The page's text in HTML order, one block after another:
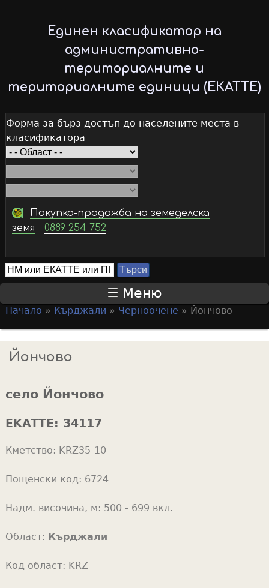
to
main
content
Единен класификатор на
административно-
териториалните и
териториалните единици (ЕКАТТЕ)
Форма за бърз достъп до населените места в
класификатора
Покупко-продажба на земеделска
земя
0889 254 752
S
e
r
c
h
f
r
m
Т
ъ
с
и
Меню
o
u
r
e
e
Начало » Кърджали » Черноочене » Йончово
Йончово
село Йончово
EKATTE: 34117
Кметство: KRZ35-10
Пощенски код: 6724
Надм. височина, м: 500 - 699 вкл.
Област: Кърджали
Код област: KRZ